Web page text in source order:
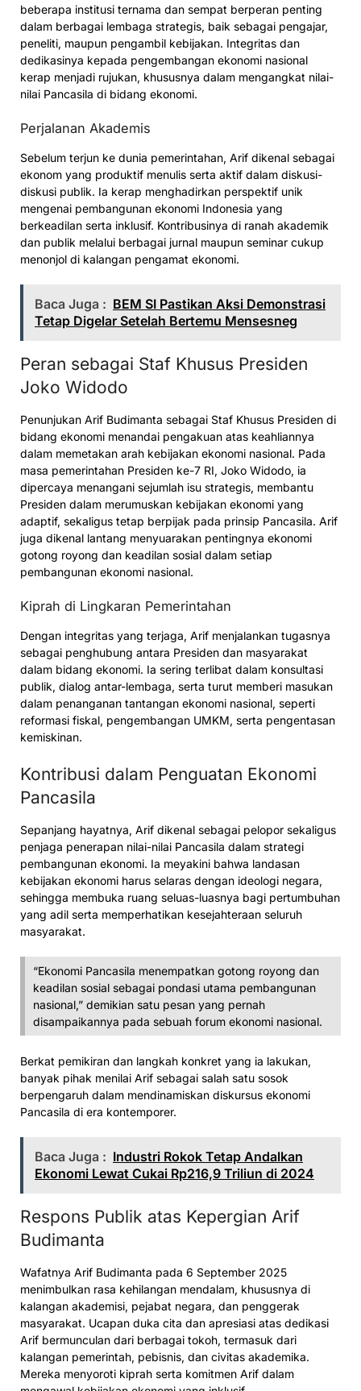
beberapa institusi ternama dan sempat berperan penting
dalam berbagai lembaga strategis, baik sebagai pengajar,
peneliti, maupun pengambil kebijakan. Integritas dan
dedikasinya kepada pengembangan ekonomi nasional
kerap menjadi rujukan, khususnya dalam mengangkat nilai-
nilai Pancasila di bidang ekonomi.
Perjalanan Akademis
Sebelum terjun ke dunia pemerintahan, Arif dikenal sebagai
ekonom yang produktif menulis serta aktif dalam diskusi-
diskusi publik. Ia kerap menghadirkan perspektif unik
mengenai pembangunan ekonomi Indonesia yang
berkeadilan serta inklusif. Kontribusinya di ranah akademik
dan publik melalui berbagai jurnal maupun seminar cukup
menonjol di kalangan pengamat ekonomi.
Baca Juga : BEM SI Pastikan Aksi Demonstrasi
Tetap Digelar Setelah Bertemu Mensesneg
Peran sebagai Staf Khusus Presiden
Joko Widodo
Penunjukan Arif Budimanta sebagai Staf Khusus Presiden di
bidang ekonomi menandai pengakuan atas keahliannya
dalam memetakan arah kebijakan ekonomi nasional. Pada
masa pemerintahan Presiden ke-7 RI, Joko Widodo, ia
dipercaya menangani sejumlah isu strategis, membantu
Presiden dalam merumuskan kebijakan ekonomi yang
adaptif, sekaligus tetap berpijak pada prinsip Pancasila. Arif
juga dikenal lantang menyuarakan pentingnya ekonomi
gotong royong dan keadilan sosial dalam setiap
pembangunan ekonomi nasional.
Kiprah di Lingkaran Pemerintahan
Dengan integritas yang terjaga, Arif menjalankan tugasnya
sebagai penghubung antara Presiden dan masyarakat
dalam bidang ekonomi. Ia sering terlibat dalam konsultasi
publik, dialog antar-lembaga, serta turut memberi masukan
dalam penanganan tantangan ekonomi nasional, seperti
reformasi fiskal, pengembangan UMKM, serta pengentasan
kemiskinan.
Kontribusi dalam Penguatan Ekonomi
Pancasila
Sepanjang hayatnya, Arif dikenal sebagai pelopor sekaligus
penjaga penerapan nilai-nilai Pancasila dalam strategi
pembangunan ekonomi. Ia meyakini bahwa landasan
kebijakan ekonomi harus selaras dengan ideologi negara,
sehingga membuka ruang seluas-luasnya bagi pertumbuhan
yang adil serta memperhatikan kesejahteraan seluruh
masyarakat.
“Ekonomi Pancasila menempatkan gotong royong dan
keadilan sosial sebagai pondasi utama pembangunan
nasional,” demikian satu pesan yang pernah
disampaikannya pada sebuah forum ekonomi nasional.
Berkat pemikiran dan langkah konkret yang ia lakukan,
banyak pihak menilai Arif sebagai salah satu sosok
berpengaruh dalam mendinamiskan diskursus ekonomi
Pancasila di era kontemporer.
Baca Juga : Industri Rokok Tetap Andalkan
Ekonomi Lewat Cukai Rp216,9 Triliun di 2024
Respons Publik atas Kepergian Arif
Budimanta
Wafatnya Arif Budimanta pada 6 September 2025
menimbulkan rasa kehilangan mendalam, khususnya di
kalangan akademisi, pejabat negara, dan penggerak
masyarakat. Ucapan duka cita dan apresiasi atas dedikasi
Arif bermunculan dari berbagai tokoh, termasuk dari
kalangan pemerintah, pebisnis, dan civitas akademika.
Mereka menyoroti kiprah serta komitmen Arif dalam